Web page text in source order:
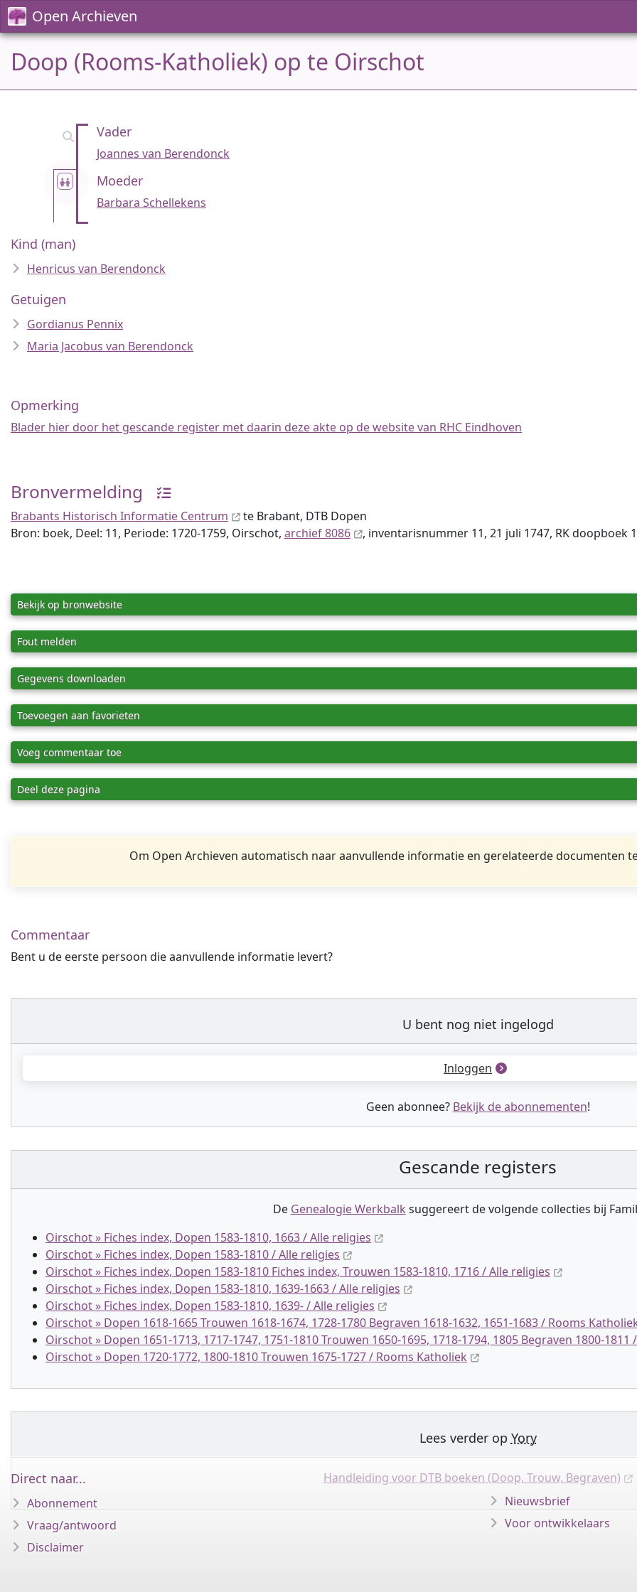
Open Archieven
Doop (Rooms-Katholiek) op te Oirschot
Vader
Joannes van Berendonck
Moeder
Barbara Schellekens
Kind (man)
Henricus van Berendonck
Getuigen
Gordianus Pennix
Maria Jacobus van Berendonck
Opmerking
Blader hier door het gescande register met daarin deze akte op de website van RHC Eindhoven
Bronvermelding
Brabants Historisch Informatie Centrum
te Brabant, DTB Dopen
Bron: boek, Deel: 11, Periode: 1720-1759, Oirschot, archief 8086 , inventaris­num­mer 11, 21 juli 1747, RK doopboek
Bekijk op bronwebsite
Fout melden
Gegevens downloaden
Toevoegen aan favorieten
Voeg commentaar toe
Deel deze pagina
Om Open Archieven automatisch naar aanvullende informatie en gerelateerde documenten
Commentaar
Bent u de eerste persoon die aanvullende informatie levert?
U bent nog niet ingelogd
Inloggen
Geen abonnee? Bekijk de abonnementen!
Gescande registers
De Genealogie Werkbalk suggereert de volgende collecties bij
Oirschot » Fiches index, Dopen 1583-1810, 1663 / Alle religies
Oirschot » Fiches index, Dopen 1583-1810 / Alle religies
Oirschot » Fiches index, Dopen 1583-1810 Fiches index, Trouwen 1583-1810, 1716 / Alle religies
Oirschot » Fiches index, Dopen 1583-1810, 1639-1663 / Alle religies
Oirschot » Fiches index, Dopen 1583-1810, 1639- / Alle religies
Oirschot » Dopen 1618-1665 Trouwen 1618-1674, 1728-1780 Begraven 1618-1632, 1651-1683 / Rooms
Oirschot » Dopen 1651-1713, 1717-1747, 1751-1810 Trouwen 1650-1695, 1718-1794, 1805 Begraven 1800-
Oirschot » Dopen 1720-1772, 1800-1810 Trouwen 1675-1727 / Rooms Katholiek
Lees verder op Yory
Handleiding voor DTB boeken (Doop, Trouw, Begraven)
Direct naar...
Abonnement
Vraag/antwoord
Disclaimer
Nieuwsbrief
Voor ontwikkelaars